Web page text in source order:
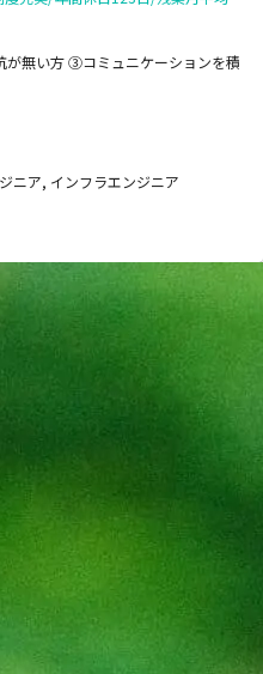
無い方 ③コミュニケーションを積
ニア, インフラエンジニア